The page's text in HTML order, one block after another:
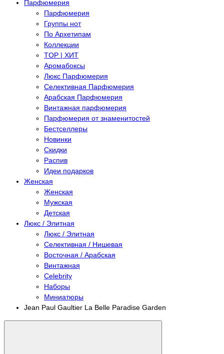
Парфюмерия
Парфюмерия
Группы нот
По Архетипам
Коллекции
TOP | ХИТ
Аромабоксы
Люкс Парфюмерия
Селективная Парфюмерия
Арабская Парфюмерия
Винтажная парфюмерия
Парфюмерия от знаменитостей
Бестселлеры
Новинки
Скидки
Распив
Идеи подарков
Женская
Женская
Мужская
Детская
Люкс / Элитная
Люкс / Элитная
Селективная / Нишевая
Восточная / Арабская
Винтажная
Celebrity
Наборы
Миниатюры
Jean Paul Gaultier La Belle Paradise Garden